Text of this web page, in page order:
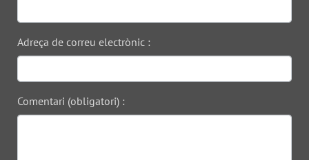
Adreça de correu electrònic :
Comentari (obligatori) :